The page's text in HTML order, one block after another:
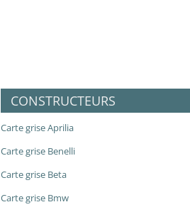
CONSTRUCTEURS
Carte grise Aprilia
Carte grise Benelli
Carte grise Beta
Carte grise Bmw